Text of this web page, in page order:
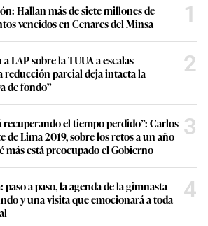
Hallan más de siete millones de
vencidos en Cenares del Minsa
1
LAP sobre la TUUA a escalas
reducción parcial deja intacta la
de fondo”
2
recuperando el tiempo perdido”: Carlos
de Lima 2019, sobre los retos a un año
más está preocupado el Gobierno
3
a paso, la agenda de la gimnasta
y una visita que emocionará a toda
4